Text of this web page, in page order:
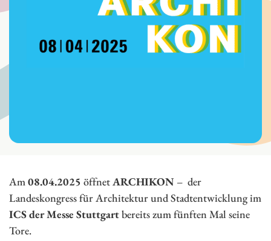
Am08.04.2025 öffnetARCHIKON – der
Landeskongress für Architektur und Stadtentwicklung im
ICS der Messe Stuttgartbereits zum fünften Mal seine
Tore.